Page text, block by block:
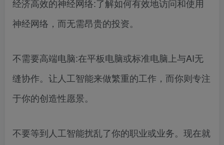
经济高效的神经网络:了解如何有效地访问和使用
神经网络，而无需昂贵的投资。
不需要高端电脑:在平板电脑或标准电脑上与AI无
缝协作。让人工智能来做繁重的工作，而你则专注
于你的创造性愿景。
不要等到人工智能扰乱了你的职业或业务。现在就